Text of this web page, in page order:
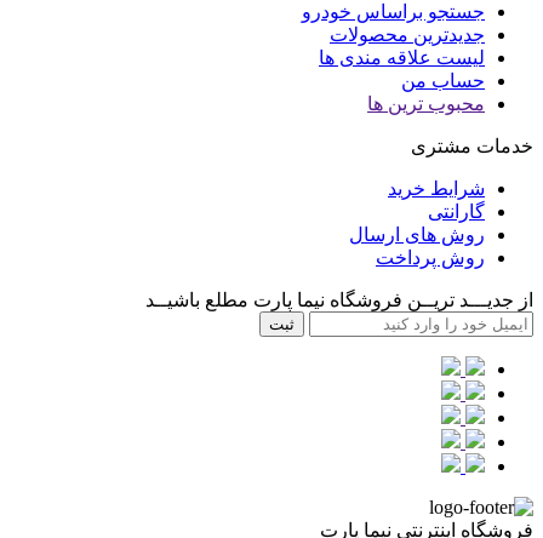
جستجو براساس خودرو
جدیدترین محصولات
لیست علاقه مندی ها
حساب من
محبوب ترین ها
خدمات مشتری
شرایط خرید
گارانتی
روش های ارسال
روش پرداخت
از جدیـــد تریــن فروشگاه نیما پارت مطلع باشیــد
ثبت
فروشگاه اینترنتی نیما پارت